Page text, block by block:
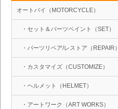
オートバイ（MOTORCYCLE）
・セット＆パーツペイント（SET）
・パーツリペア/レストア（REPAIR）
・カスタマイズ（CUSTOMIZE）
・ヘルメット（HELMET）
・アートワーク（ART WORKS）